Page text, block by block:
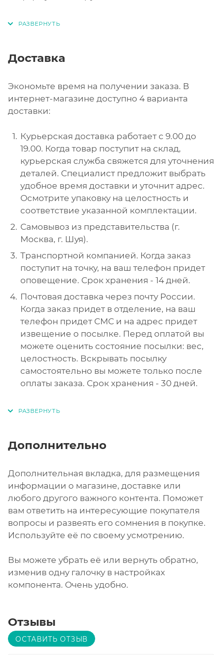
Доставка
Экономьте время на получении заказа. В
интернет-магазине доступно 4 варианта
доставки:
Курьерская доставка работает с 9.00 до
19.00. Когда товар поступит на склад,
курьерская служба свяжется для уточнения
деталей. Специалист предложит выбрать
удобное время доставки и уточнит адрес.
Осмотрите упаковку на целостность и
соответствие указанной комплектации.
Самовывоз из представительства (г.
Москва, г. Шуя).
Транспортной компанией. Когда заказ
поступит на точку, на ваш телефон придет
оповещение. Срок хранения - 14 дней.
Почтовая доставка через почту России.
Когда заказ придет в отделение, на ваш
телефон придет СМС и на адрес придет
извещение о посылке. Перед оплатой вы
можете оценить состояние посылки: вес,
целостность. Вскрывать посылку
самостоятельно вы можете только после
оплаты заказа. Срок хранения - 30 дней.
Дополнительно
Дополнительная вкладка, для размещения
информации о магазине, доставке или
любого другого важного контента. Поможет
вам ответить на интересующие покупателя
вопросы и развеять его сомнения в покупке.
Используйте её по своему усмотрению.
Вы можете убрать её или вернуть обратно,
изменив одну галочку в настройках
компонента. Очень удобно.
Отзывы
ОСТАВИТЬ ОТЗЫВ